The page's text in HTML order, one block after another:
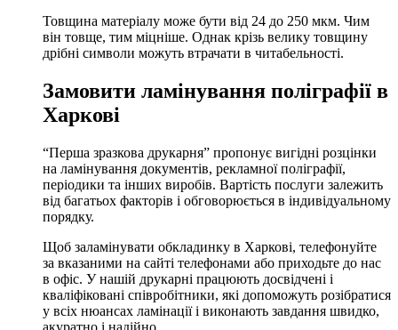
Товщина матеріалу може бути від 24 до 250 мкм. Чим
він товще, тим міцніше. Однак крізь велику товщину
дрібні символи можуть втрачати в читабельності.
Замовити ламінування поліграфії в
Харкові
“Перша зразкова друкарня” пропонує вигідні розцінки
на ламінування документів, рекламної поліграфії,
періодики та інших виробів. Вартість послуги залежить
від багатьох факторів і обговорюється в індивідуальному
порядку.
Щоб заламінувати обкладинку в Харкові, телефонуйте
за вказаними на сайті телефонами або приходьте до нас
в офіс. У нашій друкарні працюють досвідчені і
кваліфіковані співробітники, які допоможуть розібратися
у всіх нюансах ламінації і виконають завдання швидко,
акуратно і надійно.